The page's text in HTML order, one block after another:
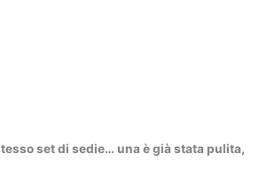
set di sedie… una è già stata pulita,